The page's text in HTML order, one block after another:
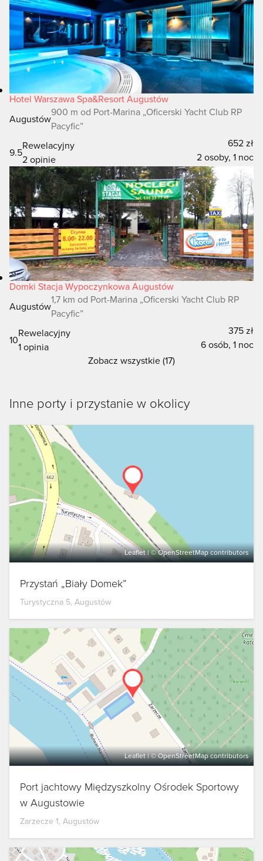
Hotel Warszawa Spa&Resort Augustów
Augustów
900 m od Port-Marina „Oficerski Yacht Club RP
Pacyfic”
9.5
Rewelacyjny
2 opinie
652 zł
2 osoby, 1 noc
Domki Stacja Wypoczynkowa Augustów
Augustów
1,7 km od Port-Marina „Oficerski Yacht Club RP
Pacyfic”
10
Rewelacyjny
1 opinia
375 zł
6 osób, 1 noc
Zobacz wszystkie (17)
Inne porty i przystanie w okolicy
Leaflet| ©OpenStreetMapcontributors
Przystań „Biały Domek”
Turystyczna 5, Augustów
Leaflet| ©OpenStreetMapcontributors
Port jachtowy Międzyszkolny Ośrodek Sportowy
w Augustowie
Zarzecze 1, Augustów